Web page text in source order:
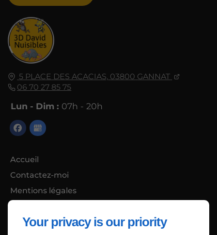
Your privacy is our priority
5 PLACE DES ACACIAS, 03800 GANNAT
06 70 27 85 75
Lun - Dim : 07h - 20h
Accueil
Contactez-moi
Mentions légales